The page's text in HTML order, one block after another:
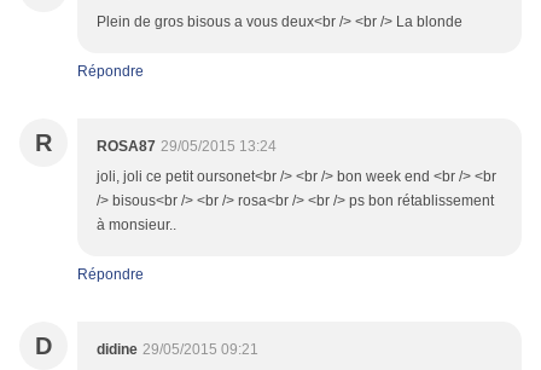
Plein de gros bisous a vous deux<br /> <br /> La blonde
Répondre
R ROSA87 29/05/2015 13:24
joli, joli ce petit oursonet<br /> <br /> bon week end <br /> <br
/> bisous<br /> <br /> rosa<br /> <br /> ps bon rétablissement
à monsieur..
Répondre
D didine 29/05/2015 09:21